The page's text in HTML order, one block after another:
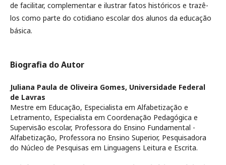
de facilitar, complementar e ilustrar fatos históricos e trazê-
los como parte do cotidiano escolar dos alunos da educação
básica.
Biografia do Autor
Juliana Paula de Oliveira Gomes, Universidade Federal
de Lavras
Mestre em Educação, Especialista em Alfabetização e
Letramento, Especialista em Coordenação Pedagógica e
Supervisão escolar, Professora do Ensino Fundamental -
Alfabetização, Professora no Ensino Superior, Pesquisadora
do Núcleo de Pesquisas em Linguagens Leitura e Escrita.